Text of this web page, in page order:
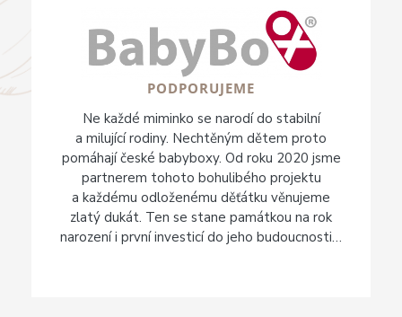
PODPORUJEME
Ne každé miminko se narodí do stabilní
a milující rodiny. Nechtěným dětem proto
pomáhají české babyboxy. Od roku 2020 jsme
partnerem tohoto bohulibého projektu
a každému odloženému děťátku věnujeme
zlatý dukát. Ten se stane památkou na rok
narození i první investicí do jeho budoucnosti…